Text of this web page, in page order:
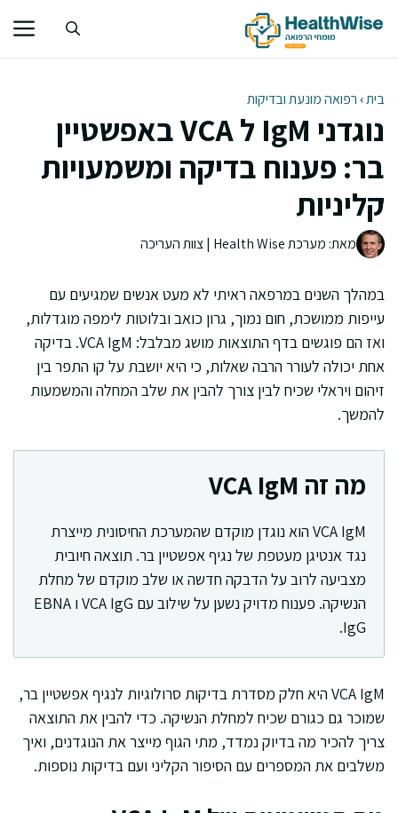
לתוכן
בית› רפואה מונעת ובדיקות
נוגדני IgM ל VCA באפשטיין
בר: פענוח בדיקה ומשמעויות
קליניות
מאת: מערכת Health Wise | צוות העריכה
במהלך השנים במרפאה ראיתי לא מעט אנשים שמגיעים עם
עייפות ממושכת, חום נמוך, גרון כואב ובלוטות לימפה מוגדלות,
ואז הם פוגשים בדף התוצאות מושג מבלבל: VCA IgM. בדיקה
אחת יכולה לעורר הרבה שאלות, כי היא יושבת על קו התפר בין
זיהום ויראלי שכיח לבין צורך להבין את שלב המחלה והמשמעות
להמשך.
מה זה VCA IgM
VCA IgM הוא נוגדן מוקדם שהמערכת החיסונית מייצרת
נגד אנטיגן מעטפת של נגיף אפשטיין בר. תוצאה חיובית
מצביעה לרוב על הדבקה חדשה או שלב מוקדם של מחלת
הנשיקה. פענוח מדויק נשען על שילוב עם VCA IgG ו EBNA
IgG.
VCA IgM היא חלק מסדרת בדיקות סרולוגיות לנגיף אפשטיין בר,
שמוכר גם כגורם שכיח למחלת הנשיקה. כדי להבין את התוצאה
צריך להכיר מה בדיוק נמדד, מתי הגוף מייצר את הנוגדנים, ואיך
משלבים את המספרים עם הסיפור הקליני ועם בדיקות נוספות.